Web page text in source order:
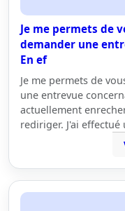
Je me permets de
demander une
En ef
Je me permets de
une entrevue
actuellement
rediriger. J'ai effectué